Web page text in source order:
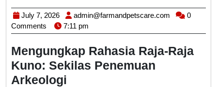
Category
July 7, 2026
July
7,
2026
admin@farmandpetscare.com
0
Comments
7:11 pm
Mengungkap Rahasia Raja-Raja
Kuno: Sekilas Penemuan
Arkeologi